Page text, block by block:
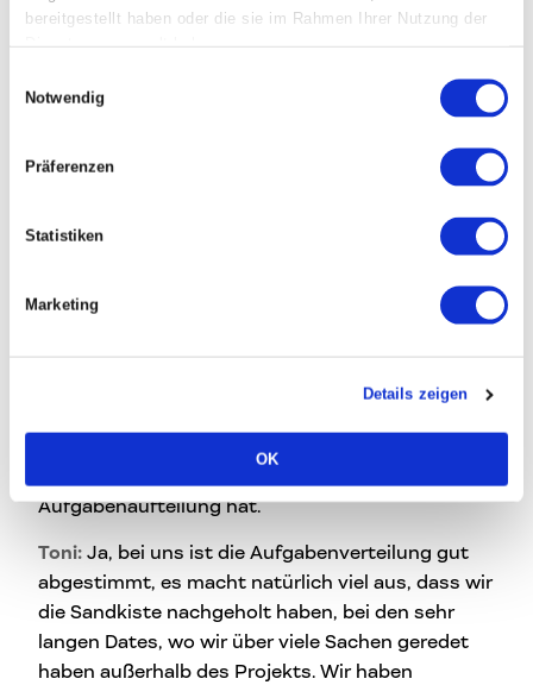
bereitgestellt haben oder die sie im Rahmen Ihrer Nutzung der
Dienste gesammelt haben.
Notwendig
Präferenzen
Statistiken
Marketing
Details zeigen
OK
als Doorkeeper da sind. Man kann nur sagen, man
Zusammenarbeit aus?
kennengelernt. Wir haben uns über sehr, sehr
ähnlichen Format. Wir sind schnell
übereingekommen, dass es nur etwas bringt,
wenn wir lange miteinander reden und auch viele
persönliche Fragen stellen, um zu sehen, ob wir
denke ich, das Erfolgsgeheimnis ist, dass man
Aufgabenaufteilung hat.
Toni: Ja, bei uns ist die Aufgabenverteilung gut
abgestimmt, es macht natürlich viel aus, dass wir
die Sandkiste nachgeholt haben, bei den sehr
langen Dates, wo wir über viele Sachen geredet
haben außerhalb des Projekts. Wir haben